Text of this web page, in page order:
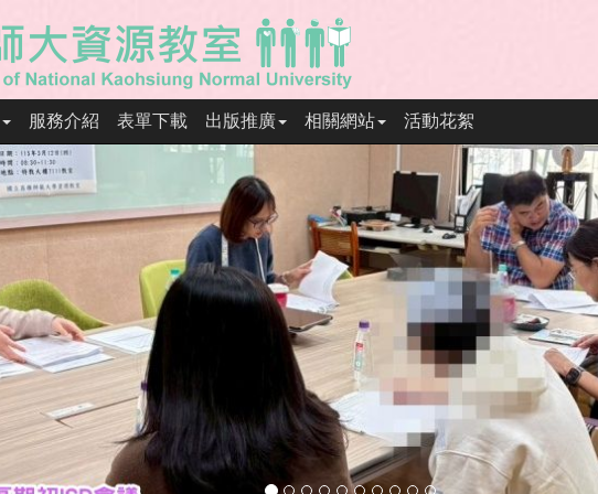
服務介紹 表單下載 出版推廣 相關網站 活動花絮